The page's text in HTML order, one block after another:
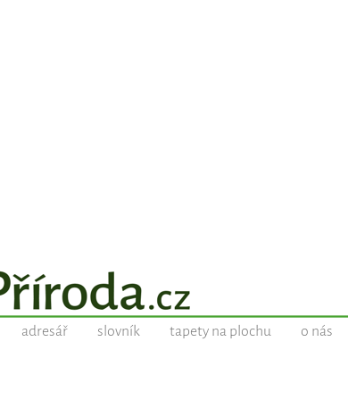
adresář slovník tapety na plochu o nás